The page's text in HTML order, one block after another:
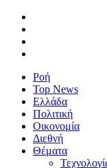
Ροή
Top News
Ελλάδα
Πολιτική
Οικονομία
Διεθνή
Θέματα